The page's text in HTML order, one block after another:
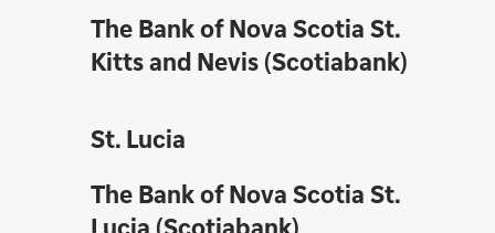
The Bank of Nova Scotia St.
Kitts and Nevis (Scotiabank)
St. Lucia
The Bank of Nova Scotia St.
Lucia (Scotiabank)